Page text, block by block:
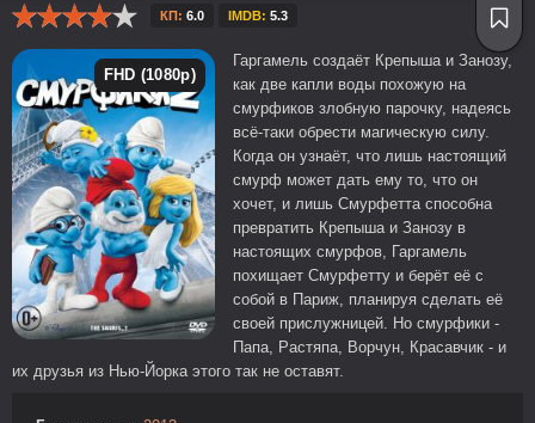
КП: 6.0 IMDB: 5.3
FHD (1080p)
Гаргамель создаёт Крепыша и Занозу,
как две капли воды похожую на
смурфиков злобную парочку, надеясь
всё-таки обрести магическую силу.
Когда он узнаёт, что лишь настоящий
смурф может дать ему то, что он
хочет, и лишь Смурфетта способна
превратить Крепыша и Занозу в
настоящих смурфов, Гаргамель
похищает Смурфетту и берёт её с
собой в Париж, планируя сделать её
своей прислужницей. Но смурфики -
Папа, Растяпа, Ворчун, Красавчик - и
их друзья из Нью-Йорка этого так не оставят.